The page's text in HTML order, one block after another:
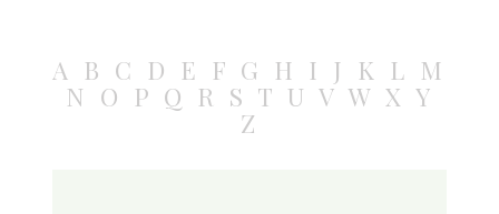
A B C D E F G H I J K L M
N O P Q R S T U V W X Y
Z